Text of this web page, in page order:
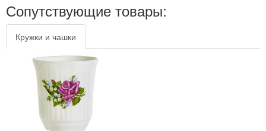
Сопутствующие товары:
Кружки и чашки